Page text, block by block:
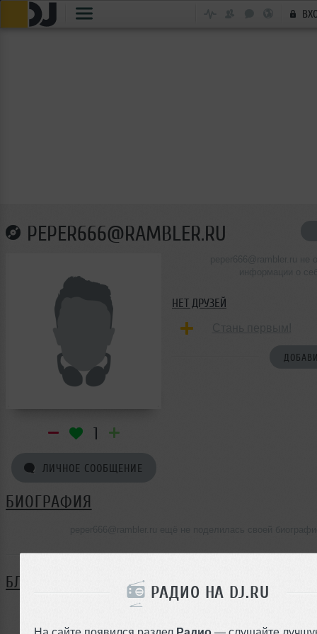
РАДИО НА DJ.RU
На сайте появился раздел Радио — слушайте
PEPER666@RAMBLER.RU
1
ЛИЧНОЕ СООБЩЕНИЕ
НЕТ ДРУЗЕЙ
БИОГРАФИЯ
БЛОГ